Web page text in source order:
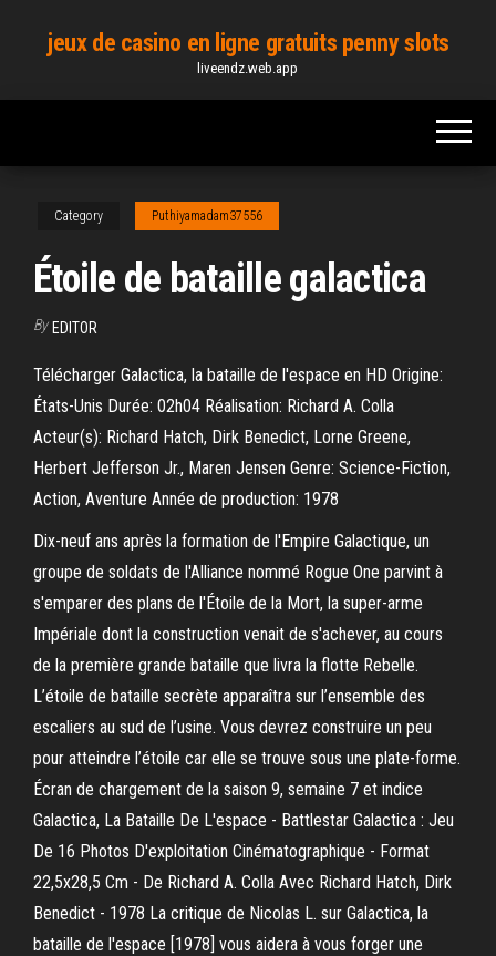
content
jeux de casino en ligne gratuits penny slots
liveendz.web.app
Category Puthiyamadam37556
Étoile de bataille galactica
By EDITOR
Télécharger Galactica, la bataille de l'espace en HD Origine:
États-Unis Durée: 02h04 Réalisation: Richard A. Colla
Acteur(s): Richard Hatch, Dirk Benedict, Lorne Greene,
Herbert Jefferson Jr., Maren Jensen Genre: Science-Fiction,
Action, Aventure Année de production: 1978
Dix-neuf ans après la formation de l'Empire Galactique, un
groupe de soldats de l'Alliance nommé Rogue One parvint à
s'emparer des plans de l'Étoile de la Mort, la super-arme
Impériale dont la construction venait de s'achever, au cours
de la première grande bataille que livra la flotte Rebelle.
L’étoile de bataille secrète apparaîtra sur l’ensemble des
escaliers au sud de l’usine. Vous devrez construire un peu
pour atteindre l’étoile car elle se trouve sous une plate-forme.
Écran de chargement de la saison 9, semaine 7 et indice
Galactica, La Bataille De L'espace - Battlestar Galactica : Jeu
De 16 Photos D'exploitation Cinématographique - Format
22,5x28,5 Cm - De Richard A. Colla Avec Richard Hatch, Dirk
Benedict - 1978 La critique de Nicolas L. sur Galactica, la
bataille de l'espace [1978] vous aidera à vous forger une